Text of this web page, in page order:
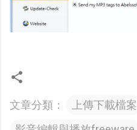
文章分類：
上傳下載檔案